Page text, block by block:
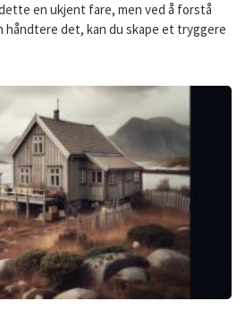
en ukjent fare, men ved å forstå
håndtere det, kan du skape et tryggere